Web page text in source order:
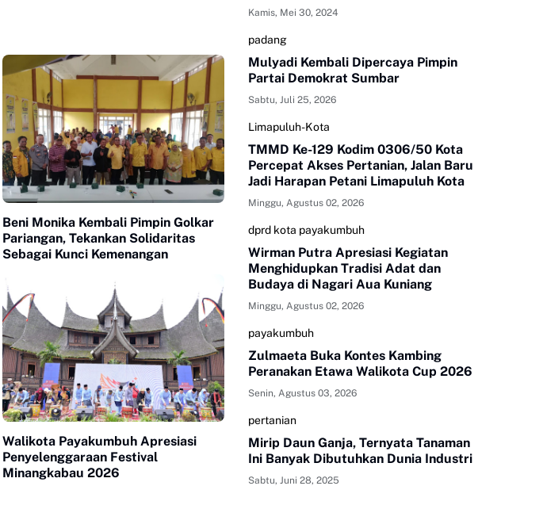
Beni Monika Kembali Pimpin Golkar
Pariangan, Tekankan Solidaritas
Sebagai Kunci Kemenangan
Walikota Payakumbuh Apresiasi
Penyelenggaraan Festival
Minangkabau 2026
Kamis, Mei 30, 2024
padang
Mulyadi Kembali Dipercaya Pimpin
Partai Demokrat Sumbar
Sabtu, Juli 25, 2026
Limapuluh-Kota
TMMD Ke-129 Kodim 0306/50 Kota
Percepat Akses Pertanian, Jalan Baru
Jadi Harapan Petani Limapuluh Kota
Minggu, Agustus 02, 2026
dprd kota payakumbuh
Wirman Putra Apresiasi Kegiatan
Menghidupkan Tradisi Adat dan
Budaya di Nagari Aua Kuniang
Minggu, Agustus 02, 2026
payakumbuh
Zulmaeta Buka Kontes Kambing
Peranakan Etawa Walikota Cup 2026
Senin, Agustus 03, 2026
pertanian
Mirip Daun Ganja, Ternyata Tanaman
Ini Banyak Dibutuhkan Dunia Industri
Sabtu, Juni 28, 2025